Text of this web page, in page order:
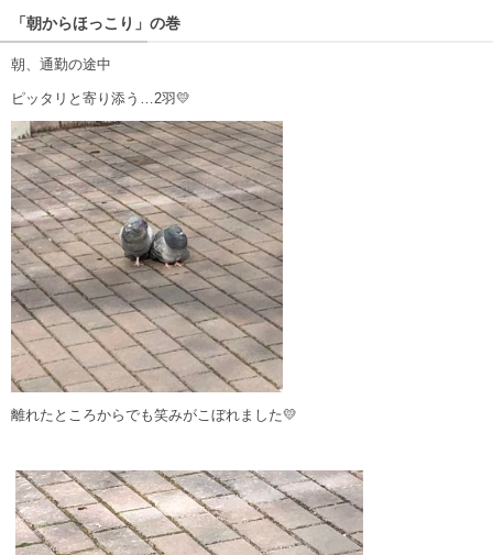
「朝からほっこり」の巻
朝、通勤の途中
ピッタリと寄り添う…2羽💛
離れたところからでも笑みがこぼれました💛